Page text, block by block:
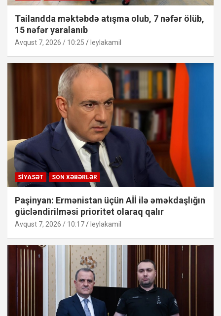
Tailandda məktəbdə atışma olub, 7 nəfər ölüb,
15 nəfər yaralanıb
Avqust 7, 2026 / 10:25 leylakamil
SIYASƏT SON XƏBƏRLƏR
Paşinyan: Ermənistan üçün Aİİ ilə əməkdaşlığın
gücləndirilməsi prioritet olaraq qalır
Avqust 7, 2026 / 10:17 leylakamil